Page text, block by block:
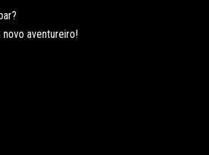
novo aventureiro!